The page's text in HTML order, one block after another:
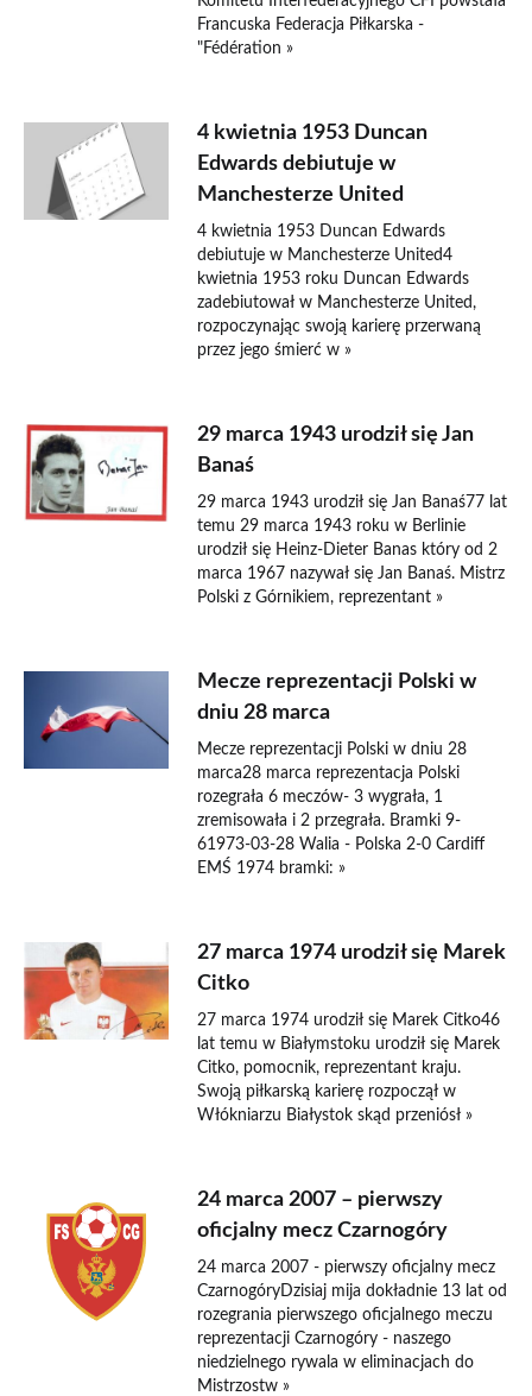
Francuska Federacja Piłkarska -
"Fédération »
4 kwietnia 1953 Duncan
Edwards debiutuje w
Manchesterze United
4 kwietnia 1953 Duncan Edwards
debiutuje w Manchesterze United4
kwietnia 1953 roku Duncan Edwards
zadebiutował w Manchesterze United,
rozpoczynając swoją karierę przerwaną
przez jego śmierć w »
29 marca 1943 urodził się Jan
Banaś
29 marca 1943 urodził się Jan Banaś77 lat
temu 29 marca 1943 roku w Berlinie
urodził się Heinz-Dieter Banas który od 2
marca 1967 nazywał się Jan Banaś. Mistrz
Polski z Górnikiem, reprezentant »
Mecze reprezentacji Polski w
dniu 28 marca
Mecze reprezentacji Polski w dniu 28
marca28 marca reprezentacja Polski
rozegrała 6 meczów- 3 wygrała, 1
zremisowała i 2 przegrała. Bramki 9-
61973-03-28 Walia - Polska 2-0 Cardiff
EMŚ 1974 bramki: »
27 marca 1974 urodził się Marek
Citko
27 marca 1974 urodził się Marek Citko46
lat temu w Białymstoku urodził się Marek
Citko, pomocnik, reprezentant kraju.
Swoją piłkarską karierę rozpoczął w
Włókniarzu Białystok skąd przeniósł »
24 marca 2007 – pierwszy
oficjalny mecz Czarnogóry
24 marca 2007 - pierwszy oficjalny mecz
CzarnogóryDzisiaj mija dokładnie 13 lat od
rozegrania pierwszego oficjalnego meczu
reprezentacji Czarnogóry - naszego
niedzielnego rywala w eliminacjach do
Mistrzostw »